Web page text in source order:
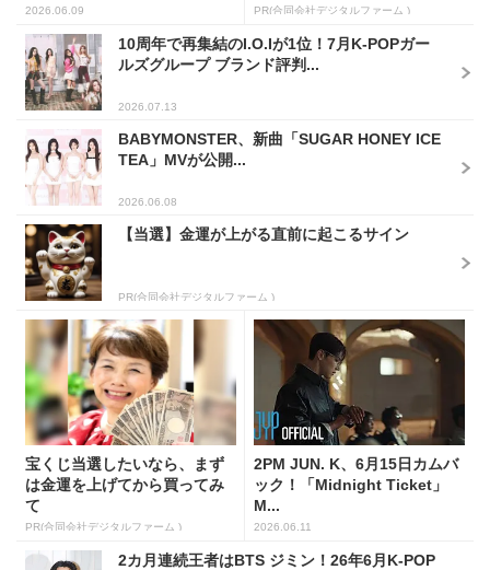
2026.06.09 PR(合同会社デジタルファーム )
10周年で再集結のI.O.Iが1位！7月K-POPガー
ルズグループ ブランド評判...
2026.07.13
BABYMONSTER、新曲「SUGAR HONEY ICE
TEA」MVが公開...
2026.06.08
【当選】金運が上がる直前に起こるサイン
PR(合同会社デジタルファーム )
宝くじ当選したいなら、まず
は金運を上げてから買ってみ
て
PR(合同会社デジタルファーム )
2PM JUN. K、6月15日カムバ
ック！「Midnight Ticket」
M...
2026.06.11
2カ月連続王者はBTS ジミン！26年6月K-POP